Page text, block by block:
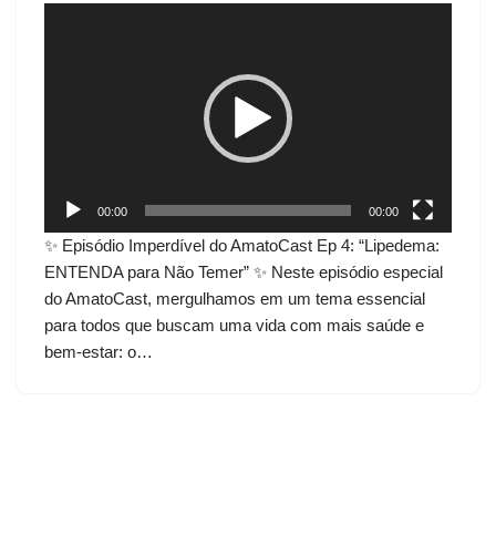
e
v
í
d
e
o
00:00 00:00
✨ Episódio Imperdível do AmatoCast Ep 4: “Lipedema:
ENTENDA para Não Temer” ✨ Neste episódio especial
do AmatoCast, mergulhamos em um tema essencial
para todos que buscam uma vida com mais saúde e
bem-estar: o…